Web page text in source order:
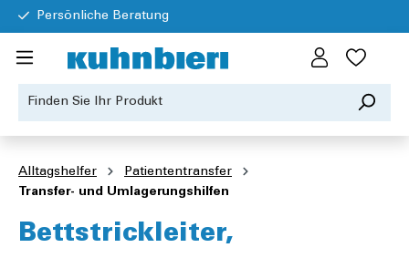
Persönliche Beratung
Alltagshelfer
Patiententransfer
Transfer- und Umlagerungshilfen
Bettstrickleiter,